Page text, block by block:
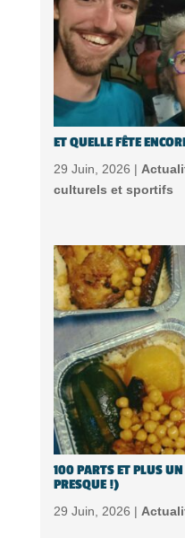
ET QUELLE FÊTE
29 Juin, 2026 |
culturels et sportifs
100 PARTS ET PLUS
PRESQUE !)
29 Juin, 2026 |